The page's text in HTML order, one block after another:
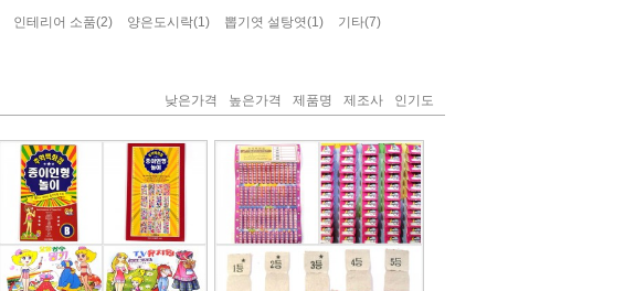
인테리어 소품(2) 양은도시락(1) 뽑기엿 설탕엿(1) 기타(7)
낮은가격
높은가격 제품명 제조사 인기도